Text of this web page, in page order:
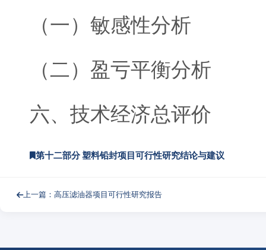
（一）敏感性分析
（二）盈亏平衡分析
六、技术经济总评价
第十二部分 塑料铅封项目可行性研究结论与建议
上一篇：高压滤油器项目可行性研究报告